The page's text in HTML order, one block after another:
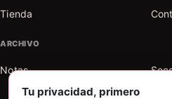
Tu privacidad, primero
Tienda
ARCHIVO
Notas